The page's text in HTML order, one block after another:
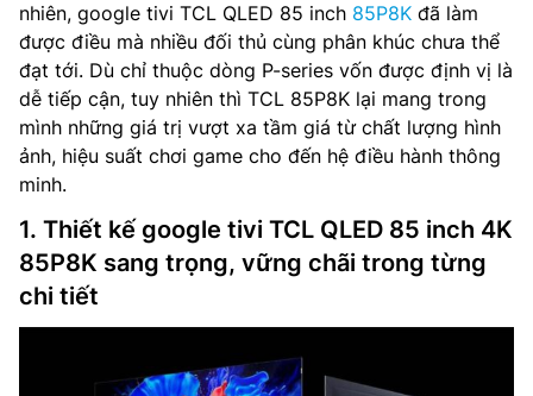
nhiên, google tivi TCL QLED 85 inch 85P8K đã làm
được điều mà nhiều đối thủ cùng phân khúc chưa thể
đạt tới. Dù chỉ thuộc dòng P-series vốn được định vị là
dễ tiếp cận, tuy nhiên thì TCL 85P8K lại mang trong
mình những giá trị vượt xa tầm giá từ chất lượng hình
ảnh, hiệu suất chơi game cho đến hệ điều hành thông
minh.
1. Thiết kế google tivi TCL QLED 85 inch 4K
85P8K sang trọng, vững chãi trong từng
chi tiết